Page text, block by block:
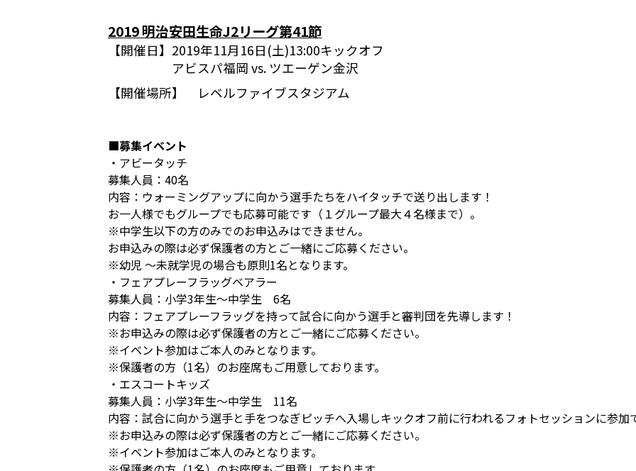
2019 明治安田生命J2リーグ第41節
【開催日】 2019年11月16日(土)13:00キックオフ
アビスパ福岡 vs. ツエーゲン金沢
【開催場所】
レベルファイブスタジアム
■募集イベント
・アビータッチ
募集人員：40名
内容：ウォーミングアップに向かう選手たちをハイタッチで送り出します！
お一人様でもグループでも応募可能です（１グループ最大４名様まで）。
※中学生以下の方のみでのお申込みはできません。
お申込みの際は必ず保護者の方とご一緒にご応募ください。
※幼児 ～未就学児の場合も原則1名となります。
・フェアプレーフラッグベアラー
募集人員：小学3年生～中学生 6名
内容：フェアプレーフラッグを持って試合に向かう選手と審判団を先導します！
※お申込みの際は必ず保護者の方とご一緒にご応募ください。
※イベント参加はご本人のみとなります。
※保護者の方（1名）のお座席もご用意しております。
・エスコートキッズ
募集人員：小学3年生～中学生 11名
内容：試合に向かう選手と手をつなぎピッチへ入場しキックオフ前に行われるフォトセッションに参加
※お申込みの際は必ず保護者の方とご一緒にご応募ください。
※イベント参加はご本人のみとなります。